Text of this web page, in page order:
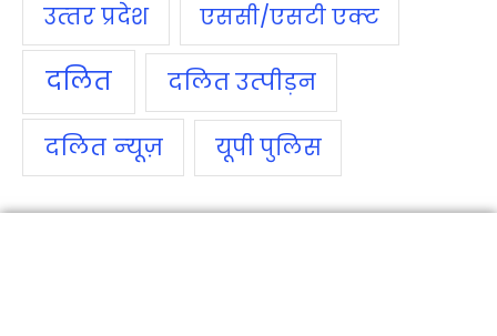
उत्‍तर प्रदेश एससी/एसटी एक्‍ट
दलित दलित उत्‍पीड़न
दलित न्‍यूज़ यूपी पुलिस